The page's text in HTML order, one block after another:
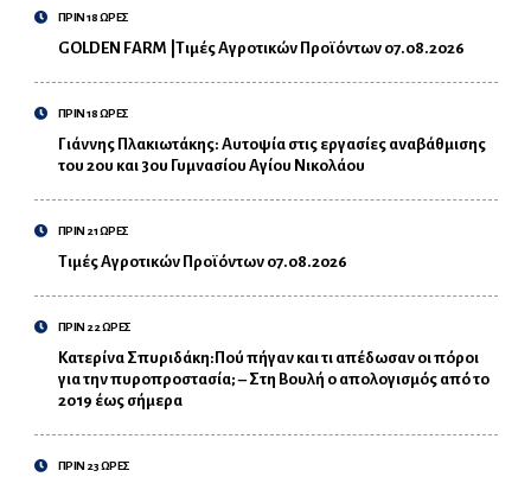
ΠΡΙΝ 18 ΩΡΕΣ
GOLDEN FARM |Τιμές Αγροτικών Προϊόντων 07.08.2026
ΠΡΙΝ 18 ΩΡΕΣ
Γιάννης Πλακιωτάκης: Αυτοψία στις εργασίες αναβάθμισης
του 2ου και 3ου Γυμνασίου Αγίου Νικολάου
ΠΡΙΝ 21 ΩΡΕΣ
Τιμές Αγροτικών Προϊόντων 07.08.2026
ΠΡΙΝ 22 ΩΡΕΣ
Κατερίνα Σπυριδάκη:Πού πήγαν και τι απέδωσαν οι πόροι
για την πυροπροστασία; – Στη Βουλή ο απολογισμός από το
2019 έως σήμερα
ΠΡΙΝ 23 ΩΡΕΣ